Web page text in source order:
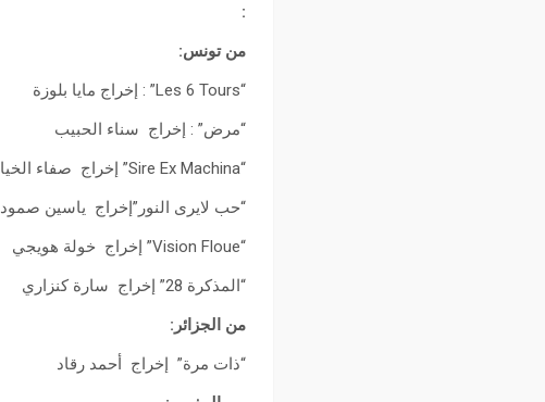
:
من تونس:
“Les 6 Tours” : إخراج مايا بلوزة
“مرض” : إخراج سناء الحبيب
“Sire Ex Machina” إخراج صفاء الخياري
“حب لايرى النور”إخراج ياسين صمود
“Vision Floue” إخراج خولة هويجي
“المذكرة 28” إخراج سارة كنزاري
من الجزائر:
“ذات مرة” إخراج أحمد رقاد